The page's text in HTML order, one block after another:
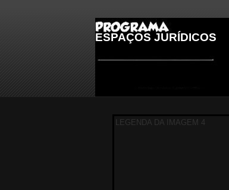
ESPAÇOS JURÍDICOS
LEGENDA DA IMAGEM 1